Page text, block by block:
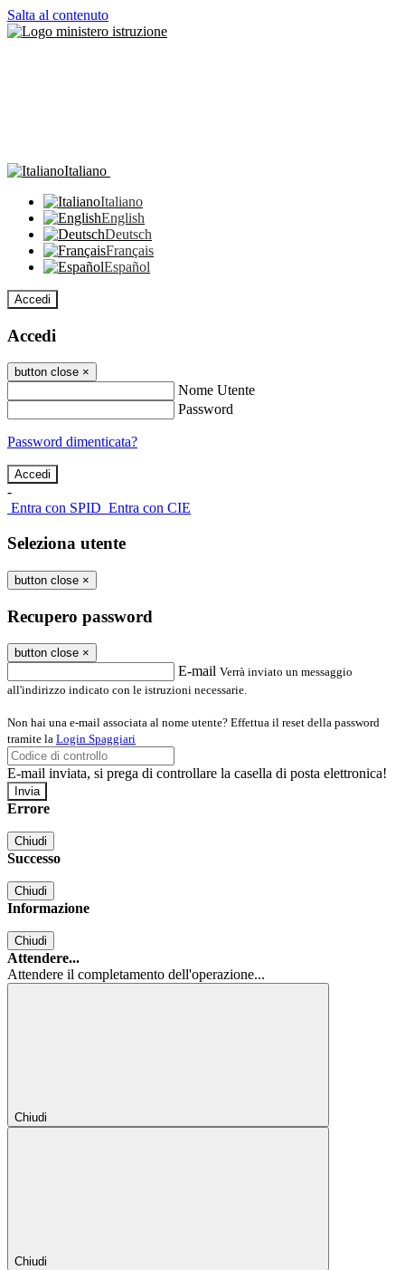
Salta al contenuto
Italiano
Italiano
English
Deutsch
Français
Español
Accedi
Accedi
button close ×
Nome Utente
Password
Password dimenticata?
-
Entra con SPID Entra con CIE
Seleziona utente
button close ×
Recupero password
button close ×
E-mail Verrà inviato un messaggio
all'indirizzo indicato con le istruzioni necessarie.
Non hai una e-mail associata al nome utente? Effettua il reset della password
tramite la Login Spaggiari
E-mail inviata, si prega di controllare la casella di posta elettronica!
Errore
Chiudi
Successo
Chiudi
Informazione
Chiudi
Attendere...
Attendere il completamento dell'operazione...
Chiudi
Chiudi